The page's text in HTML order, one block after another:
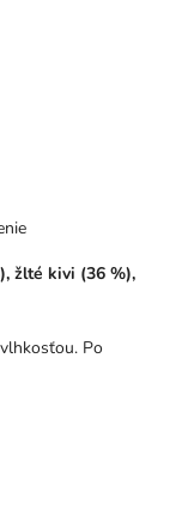
žlté kivi (36 %),
Po